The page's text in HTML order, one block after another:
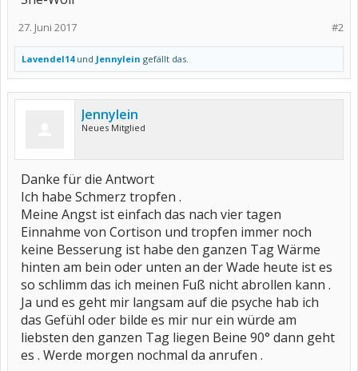
#2
27. Juni 2017
Lavendel14und Jennylein gefällt das.
Jennylein
Neues Mitglied
Danke für die Antwort
Ich habe Schmerz tropfen .
Meine Angst ist einfach das nach vier tagen
Einnahme von Cortison und tropfen immer noch
keine Besserung ist habe den ganzen Tag Wärme
hinten am bein oder unten an der Wade heute ist es
so schlimm das ich meinen Fuß nicht abrollen kann .
Ja und es geht mir langsam auf die psyche hab ich
das Gefühl oder bilde es mir nur ein würde am
liebsten den ganzen Tag liegen Beine 90° dann geht
es . Werde morgen nochmal da anrufen .